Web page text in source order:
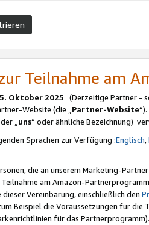
Teilnahme am
Oktober 2025 (Derzeitige Partner -
Website (die „Partner-Website
„uns“ oder ähnliche Bezeichnung)
Sprachen zur Verfügung :Englisch,
die an unserem Marketing-
am Amazon-
Vereinbarung, einschließlich den
Beispiel die Voraussetzungen für
für das